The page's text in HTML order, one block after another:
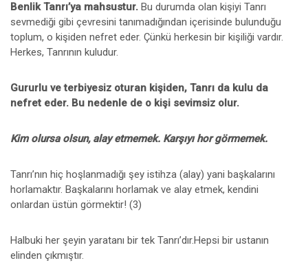
Benlik Tanrı’ya mahsustur. Bu durumda olan kişiyi Tanrı
sevmediği gibi çevresini tanımadığından içerisinde bulunduğu
toplum, o kişiden nefret eder. Çünkü herkesin bir kişiliği vardır.
Herkes, Tanrının kuludur.
Gururlu ve terbiyesiz oturan kişiden, Tanrı da kulu da
nefret eder. Bu nedenle de o kişi sevimsiz olur.
Kim olursa olsun, alay etmemek. Karşıyı hor görmemek.
Tanrı’nın hiç hoşlanmadığı şey istihza (alay) yani başkalarını
horlamaktır. Başkalarını horlamak ve alay etmek, kendini
onlardan üstün görmektir! (3)
Halbuki her şeyin yaratanı bir tek Tanrı’dır.Hepsi bir ustanın
elinden çıkmıştır.